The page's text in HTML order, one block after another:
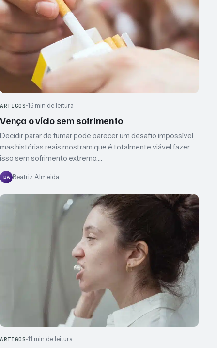
ARTIGOS 16 min de leitura
Vença o vício sem sofrimento
Decidir parar de fumar pode parecer um desafio impossível,
mas histórias reais mostram que é totalmente viável fazer
isso sem sofrimento extremo.…
BA Beatriz Almeida
ARTIGOS 11 min de leitura